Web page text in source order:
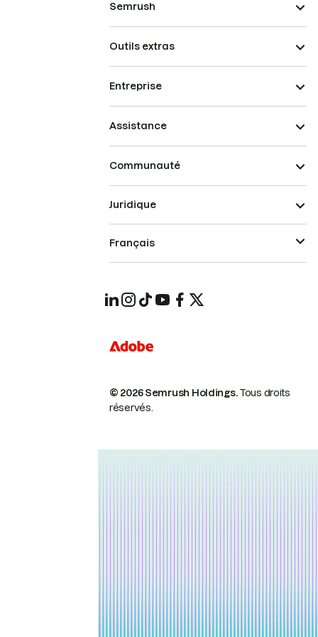
Semrush
Outils extras
Entreprise
Assistance
Communauté
© 2026 Semrush Holdings.Tous droits
réservés.
Juridique
Français